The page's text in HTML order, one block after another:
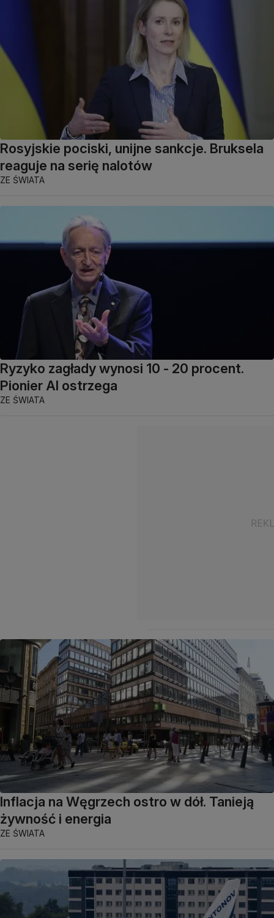
Rosyjskie pociski, unijne sankcje. Bruksela
reaguje na serię nalotów
ZE ŚWIATA
Ryzyko zagłady wynosi 10 - 20 procent.
Pionier AI ostrzega
ZE ŚWIATA
Inflacja na Węgrzech ostro w dół. Tanieją
żywność i energia
ZE ŚWIATA